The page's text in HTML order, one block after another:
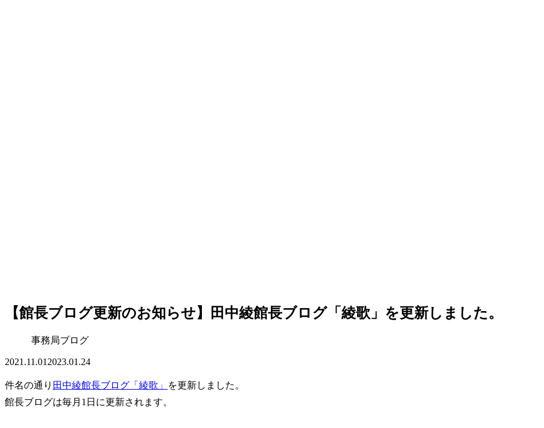
【館長ブログ更新のお知らせ】田中綾館長ブログ「綾歌」を更新しました。
事務局ブログ
2021.11.01 2023.01.24
件名の通り 田中綾館長ブログ「綾歌」
を更新しました。
館長ブログは毎月1日に更新されます。